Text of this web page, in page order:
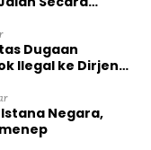
Dugaan
Ilegal ke Dirjen
Negara,